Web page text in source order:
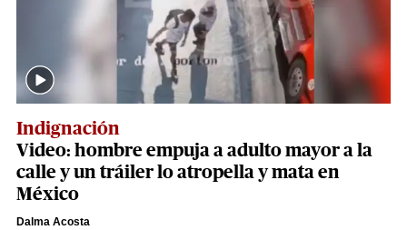
Indignación
Video: hombre empuja a adulto mayor a la
calle y un tráiler lo atropella y mata en
México
Dalma Acosta